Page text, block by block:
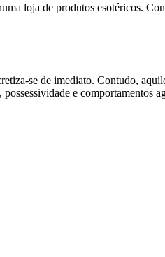
loja de produtos esotéricos.
se de imediato. Contudo,
e comportamentos